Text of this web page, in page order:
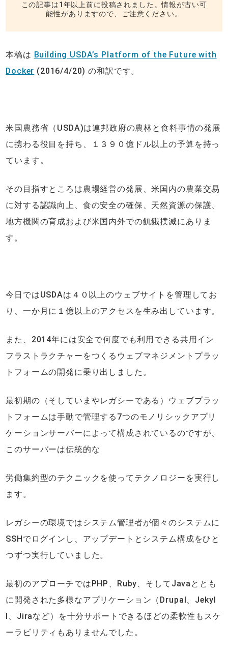
この記事は1年以上前に投稿されました。情報が古い可
能性がありますので、ご注意ください。
本稿は Building USDA’s Platform of the Future with
Docker (2016/4/20) の和訳です。
米国農務省（USDA)は連邦政府の農林と食料事情の発展
に携わる役目を持ち、１３９０億ドル以上の予算を持っ
ています。
その目指すところは農場経営の発展、米国内の農業交易
に対する認識向上、食の安全の確保、天然資源の保護、
地方機関の育成および米国内外での飢餓撲滅にありま
す。
今日ではUSDAは４０以上のウェブサイトを管理してお
り、一か月に１億以上のアクセスを生み出しています。
また、2014年には安全で何度でも利用できる共用イン
フラストラクチャーをつくるウェブマネジメントプラッ
トフォームの開発に乗り出しました。
最初期の（そしていまやレガシーである）ウェブプラッ
トフォームは手動で管理する7つのモノリシックアプリ
ケーションサーバーによって構成されているのですが、
このサーバーは伝統的な
労働集約型のテクニックを使ってテクノロジーを実行し
ます。
レガシーの環境ではシステム管理者が個々のシステムに
SSHでログインし、アップデートとシステム構成をひと
つずつ実行していました。
最初のアプローチではPHP、Ruby、そしてJavaととも
に開発された多様なアプリケーション（Drupal、Jekyl
l、Jiraなど）を十分サポートできるほどの柔軟性もスケ
ーラビリティもありませんでした。